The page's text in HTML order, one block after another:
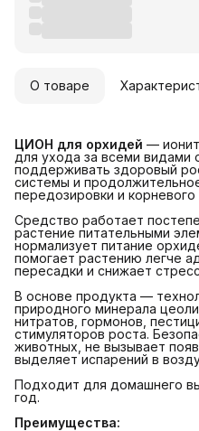
О товаре
ЦИОН для орхидей —
для ухода за всеми видами
поддерживать здоровый
системы и
передозировки и корневого
Средство работает
растение питательными
нормализует питание
помогает растению легче
пересадки и снижает
В основе продукта —
природного минерала
нитратов, гормонов,
стимуляторов роста.
животных, не вызывает
выделяет испарений в
Подходит для домашнего
год.
Преимущества: